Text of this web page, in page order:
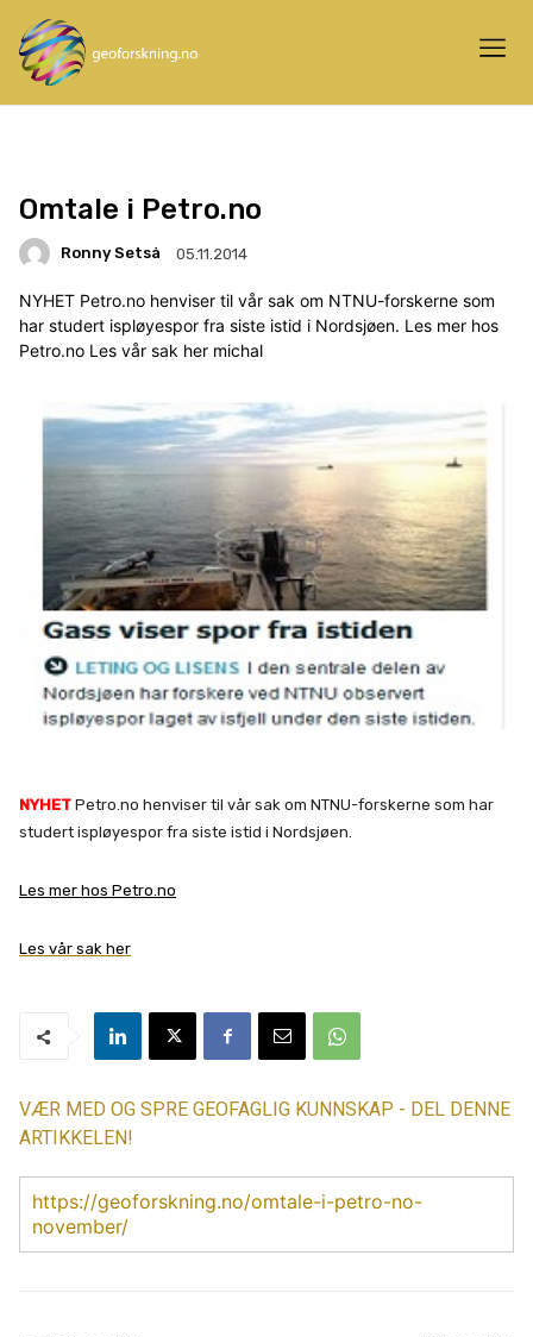
Omtale i Petro.no
Ronny Setså 05.11.2014
NYHET Petro.no henviser til vår sak om NTNU-forskerne som
har studert ispløyespor fra siste istid i Nordsjøen. Les mer hos
Petro.no Les vår sak her michal
NYHET Petro.no henviser til vår sak om NTNU-forskerne som har
studert ispløyespor fra siste istid i Nordsjøen.
Les mer hos Petro.no
Les vår sak her
VÆR MED OG SPRE GEOFAGLIG KUNNSKAP - DEL DENNE
ARTIKKELEN!
https://geoforskning.no/omtale-i-petro-no-
november/